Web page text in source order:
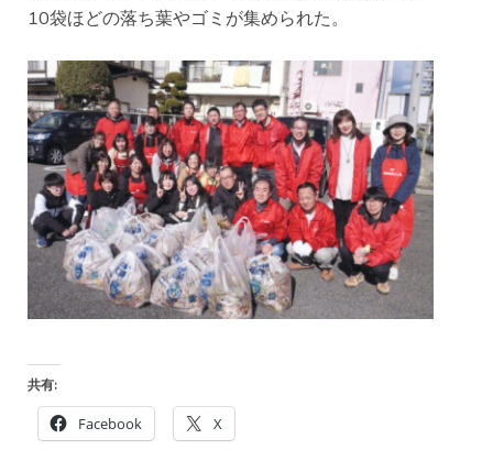
10袋ほどの落ち葉やゴミが集められた。
共有:
Facebook X